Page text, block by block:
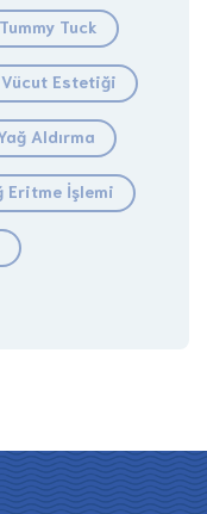
Tummy Tuck
Vücut Estetiği
Aldırma
Eritme İşlemi